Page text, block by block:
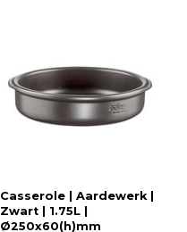
Casserole | Aardewerk |
Zwart | 1.75L |
Ø250x60(h)mm